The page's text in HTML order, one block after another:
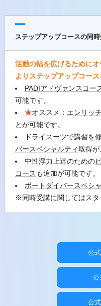
ステップアップコースの同
活動の幅を広げるために
よりステップアップコース
PADIアドヴァンスコー
可能です。
★オススメ： エンリッ
とが可能です。
ドライスーツで講習を
バースペシャルティ 取得が
中性浮力上達のための
コース も追加が可能です。
ボートダイバースペシ
※同時受講に関してはスタ
公
公
公